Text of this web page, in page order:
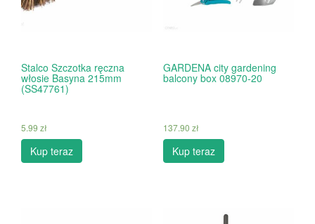
Stalco Szczotka ręczna
włosie Basyna 215mm
(SS47761)
5.99 zł
Kup teraz
GARDENA city gardening
balcony box 08970-20
137.90 zł
Kup teraz